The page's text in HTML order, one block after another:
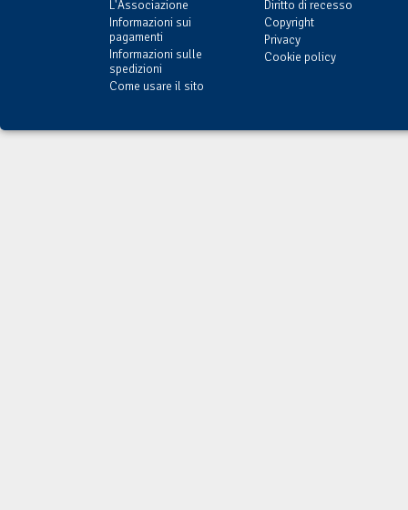
L'Associazione
Informazioni sui
pagamenti
Informazioni sulle
spedizioni
Come usare il sito
Diritto di recesso
Copyright
Privacy
Cookie policy